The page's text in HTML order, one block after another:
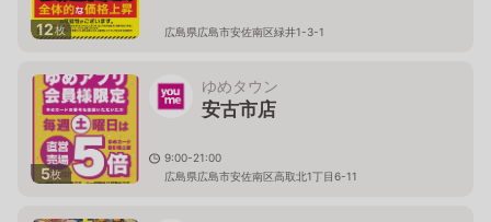
12枚 広島県広島市安佐南区緑井1-3-1
5枚
ゆめタウン
安古市店
9:00-21:00
広島県広島市安佐南区高取北1丁目6-11